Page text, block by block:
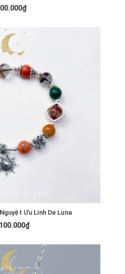
Ưu Linh De Luna